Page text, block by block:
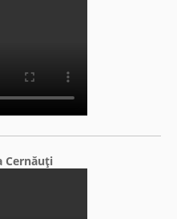
Cernăuţi